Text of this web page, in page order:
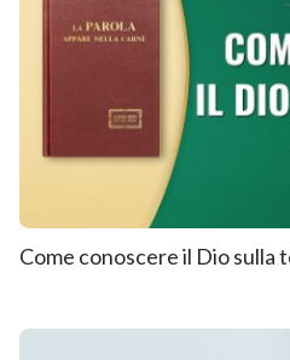
Come conoscere il Dio sulla